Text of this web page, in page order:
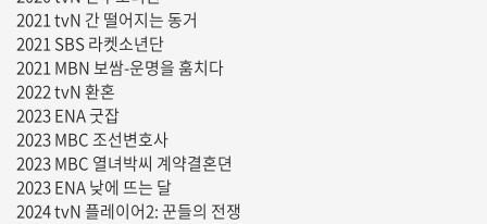
2021 tvN 간 떨어지는 동거
2021 SBS 라켓소년단
2021 MBN 보쌈-운명을 훔치다
2022 tvN 환혼
2023 ENA 굿잡
2023 MBC 조선변호사
2023 MBC 열녀박씨 계약결혼뎐
2023 ENA 낮에 뜨는 달
2024 tvN 플레이어2: 꾼들의 전쟁